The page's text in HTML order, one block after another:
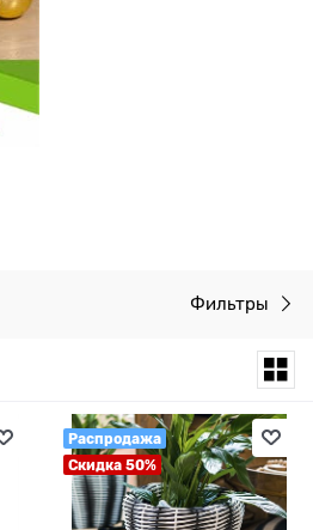
Фильтры
Распродажа
Скидка 50%